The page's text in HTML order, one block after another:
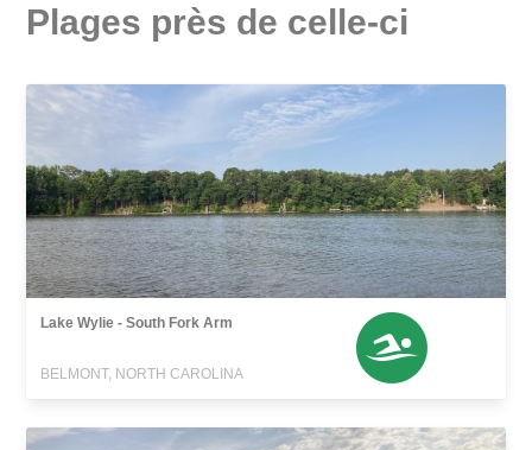
Plages près de celle-ci
Lake Wylie - South Fork Arm
BELMONT, NORTH CAROLINA